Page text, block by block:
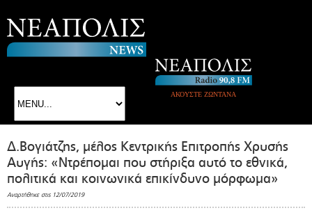
ΑΚΟΥΣΤΕ ΖΩΝΤΑΝΑ
Δ.Βογιάτζης, μέλος Κεντρικής Επιτροπής Χρυσής
Αυγής: «Ντρέπομαι που στήριξα αυτό το εθνικά,
πολιτικά και κοινωνικά επικίνδυνο μόρφωμα»
Αναρτήθηκε στις 12/07/2019